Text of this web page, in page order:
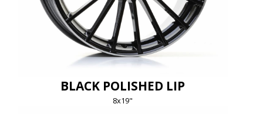
BLACK POLISHED LIP
8x19"